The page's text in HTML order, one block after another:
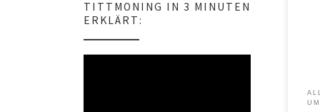
s
TITTMONING IN 3 MINUTEN
ERKLÄRT: